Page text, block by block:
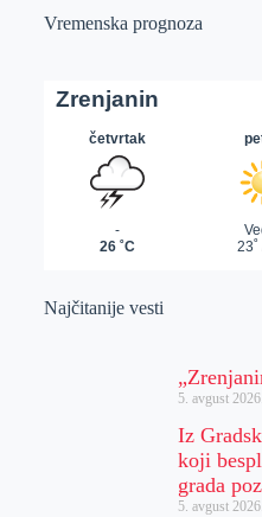
Vremenska prognoza
Najčitanije vesti
5. avgust 2026.
Iz
koji
grada
5. avgust 2026.